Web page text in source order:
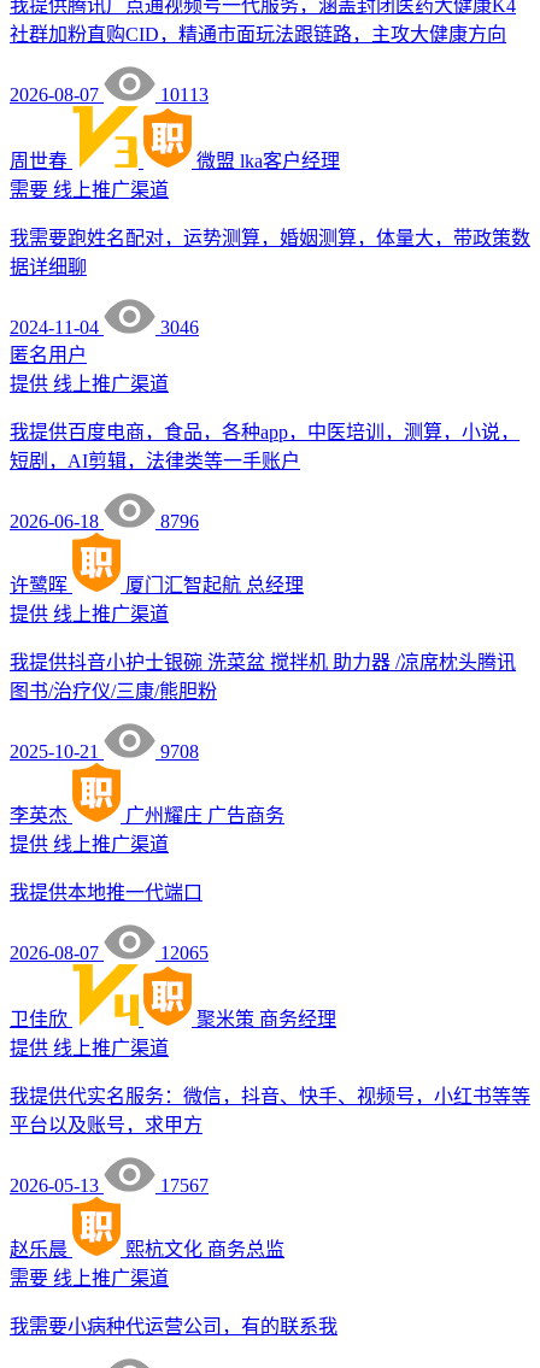
我提供腾讯广点通视频号一代服务，涵盖封闭医药大健康K4
社群加粉直购CID，精通市面玩法跟链路，主攻大健康方向
2026-08-07 10113
周世春 微盟 lka客户经理
需要 线上推广渠道
我需要跑姓名配对，运势测算，婚姻测算，体量大，带政策数
据详细聊
2024-11-04
3046
匿名用户
提供 线上推广渠道
我提供百度电商，食品，各种app，中医培训，测算，小说，
短剧，AI剪辑，法律类等一手账户
2026-06-18 8796
许鹭晖 厦门汇智起航 总经理
提供 线上推广渠道
我提供抖音小护士银碗 洗菜盆 搅拌机 助力器 /凉席枕头腾讯
图书/治疗仪/三康/熊胆粉
2025-10-21 9708
李英杰 广州耀庄 广告商务
提供 线上推广渠道
我提供本地推一代端口
2026-08-07 12065
卫佳欣 聚米策 商务经理
提供 线上推广渠道
我提供代实名服务：微信，抖音、快手、视频号，小红书等等
平台以及账号，求甲方
2026-05-13 17567
赵乐晨 熙杭文化 商务总监
需要 线上推广渠道
我需要小病种代运营公司，有的联系我